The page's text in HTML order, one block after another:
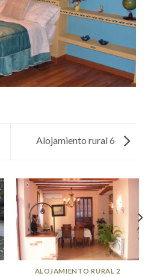
Alojamiento rural 6
ALOJAMIENTO RURAL 2